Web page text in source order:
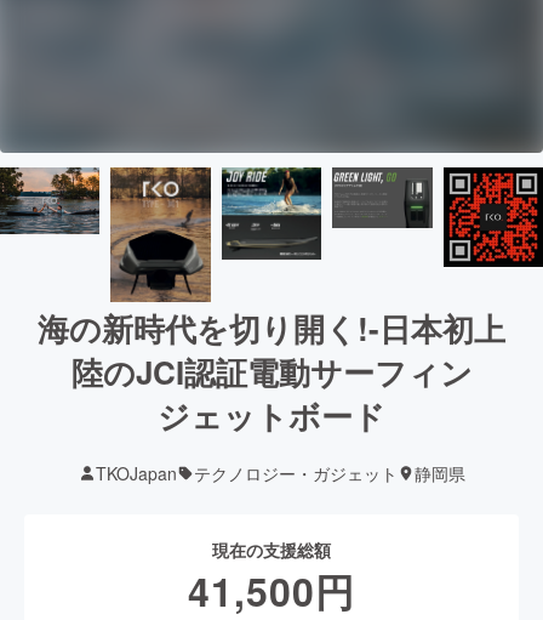
海の新時代を切り開く!-日本初上
陸のJCI認証電動サーフィン
ジェットボード
TKOJapan テクノロジー・ガジェット 静岡県
現在の支援総額
41,500円